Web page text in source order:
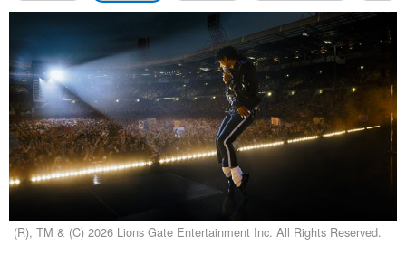
(R), TM & (C) 2026 Lions Gate Entertainment Inc. All Rights Reserved.